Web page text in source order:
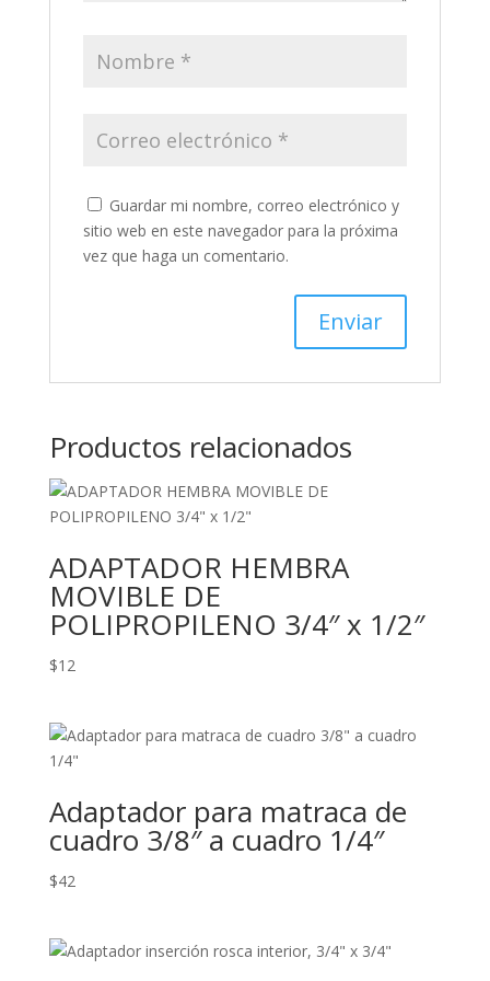
Guardar mi nombre, correo electrónico y
sitio web en este navegador para la próxima
vez que haga un comentario.
Productos relacionados
ADAPTADOR HEMBRA
MOVIBLE DE
POLIPROPILENO 3/4″ x 1/2″
$12
Adaptador para matraca de
cuadro 3/8″ a cuadro 1/4″
$42